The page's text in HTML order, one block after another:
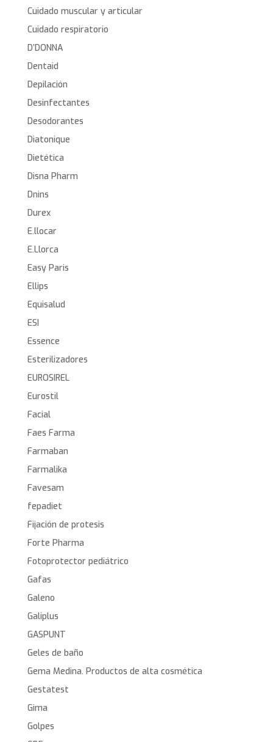
Cuidado muscular y articular
Cuidado respiratorio
D’DONNA
Dentaid
Depilación
Desinfectantes
Desodorantes
Diatonique
Dietética
Disna Pharm
Dnins
Durex
E.llocar
E.Llorca
Easy Paris
Ellips
Equisalud
ESI
Essence
Esterilizadores
EUROSIREL
Eurostil
Facial
Faes Farma
Farmaban
Farmalika
Favesam
fepadiet
Fijación de protesis
Forte Pharma
Fotoprotector pediátrico
Gafas
Galeno
Galiplus
GASPUNT
Geles de baño
Gema Medina. Productos de alta cosmética
Gestatest
Gima
Golpes